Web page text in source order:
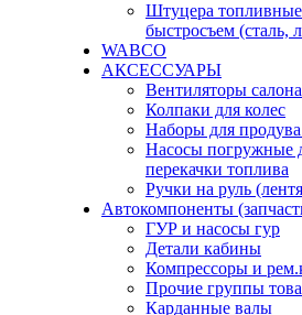
Штуцера
быстросъем (сталь,
WABCO
АКСЕССУАРЫ
Вентиляторы салона
Колпаки для колес
Наборы для
Насосы погружные
перекачки топлива
Ручки на руль
Автокомпоненты
ГУР и насосы гур
Детали кабины
Компрессоры и
Прочие группы
Карданные валы